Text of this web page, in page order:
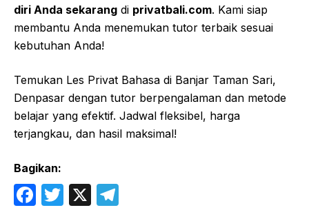
diri Anda sekarang di privatbali.com. Kami siap
membantu Anda menemukan tutor terbaik sesuai
kebutuhan Anda!
Temukan Les Privat Bahasa di Banjar Taman Sari,
Denpasar dengan tutor berpengalaman dan metode
belajar yang efektif. Jadwal fleksibel, harga
terjangkau, dan hasil maksimal!
Bagikan:
F
T
X